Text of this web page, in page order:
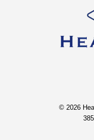
© 2026